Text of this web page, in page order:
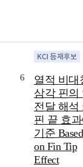
6
열적 비대
삼각 핀의
전달 해석
핀 끝 효
기준 Based
on Fin Tip
Effect